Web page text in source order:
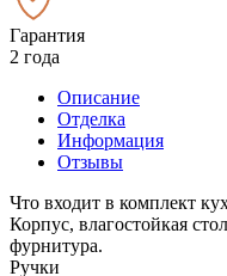
Гарантия
2 года
Описание
Отделка
Информация
Отзывы
Что входит в комплект
Корпус, влагостойкая
фурнитура.
Ручки